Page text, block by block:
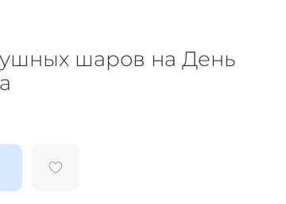
шаров на День